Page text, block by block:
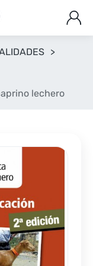
>
lechero